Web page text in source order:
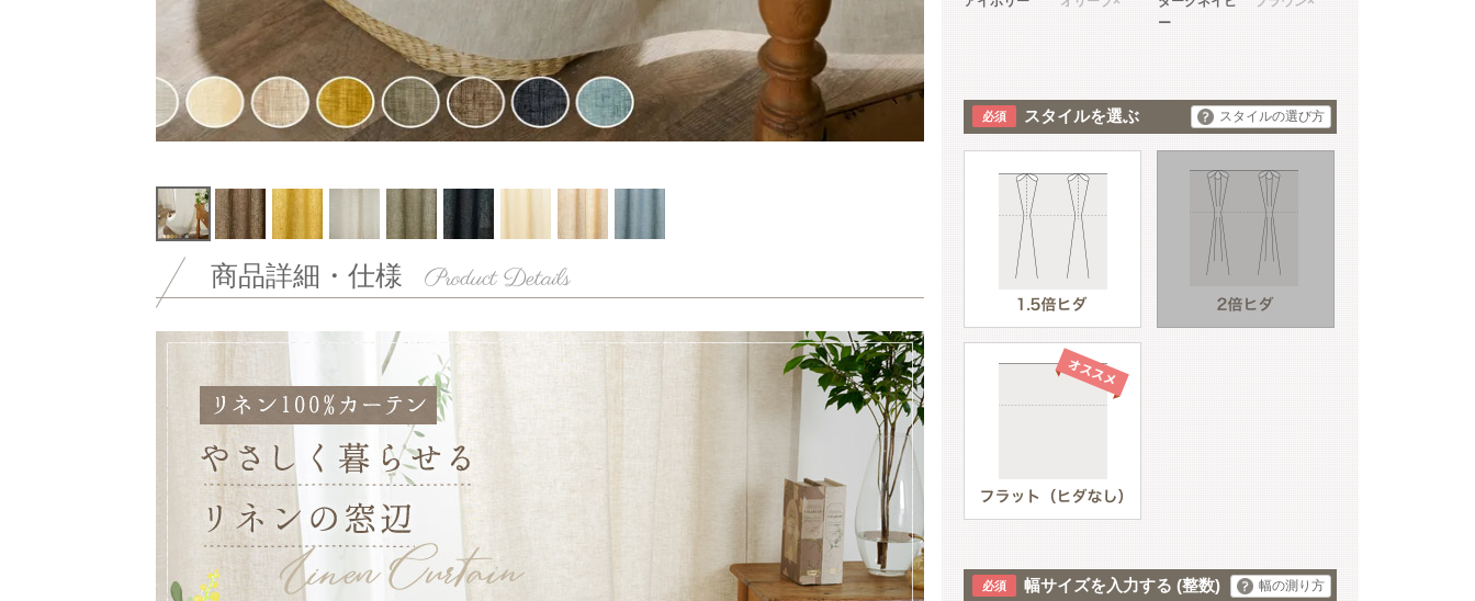
商品詳細・仕様
ー
スタイルを選ぶ スタイルの選び方
幅サイズを入力する (整数) 幅の測り方